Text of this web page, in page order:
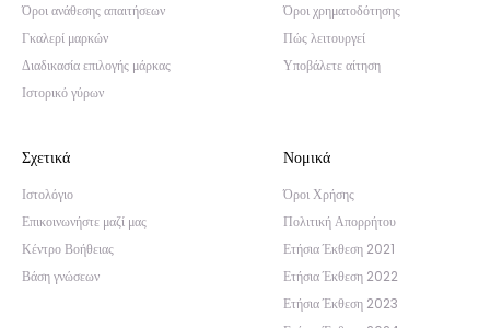
Όροι ανάθεσης απαιτήσεων
Γκαλερί μαρκών
Διαδικασία επιλογής μάρκας
Ιστορικό γύρων
Όροι χρηματοδότησης
Πώς λειτουργεί
Υποβάλετε αίτηση
Σχετικά
Ιστολόγιο
Επικοινωνήστε μαζί μας
Κέντρο Βοήθειας
Βάση γνώσεων
Νομικά
Όροι Χρήσης
Πολιτική Απορρήτου
Ετήσια Έκθεση 2021
Ετήσια Έκθεση 2022
Ετήσια Έκθεση 2023